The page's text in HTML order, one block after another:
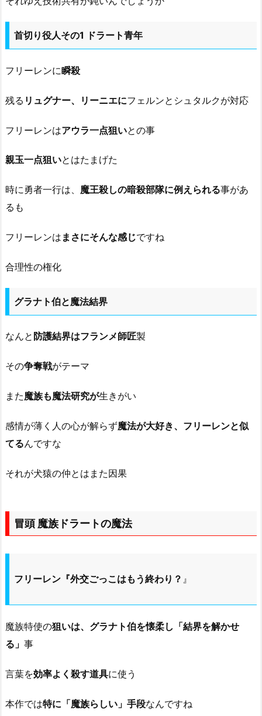
首切り役人その1 ドラート青年
フリーレンに瞬殺
残る リュグナー、リーニエにフェルンとシュタルクが対応
フリーレンはアウラ一点狙いとの事
親玉一点狙いとはたまげた
時に勇者一行は、 魔王殺しの暗殺部隊に例えられる事があ
るも
フリーレンは まさにそんな感じですね
合理性の権化
グラナト伯と魔法結界
なんと 防護結界はフランメ師匠製
その争奪戦がテーマ
また魔族も魔法研究が生きがい
感情が薄く人の心が解らず魔法が大好き、フリーレンと似
てるんですな
それが犬猿の仲とはまた因果
冒頭 魔族ドラートの魔法
フリーレン『外交ごっこはもう終わり？ 』
魔族特使の狙いは、グラナト伯を懐柔し「結界を解かせ
る」 事
言葉を効率よく殺す道具に使う
本作では特に「魔族らしい」手段なんですね